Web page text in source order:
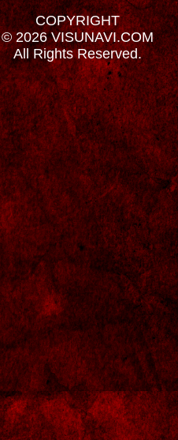
COPYRIGHT
© 2026 VISUNAVI.COM
All Rights Reserved.